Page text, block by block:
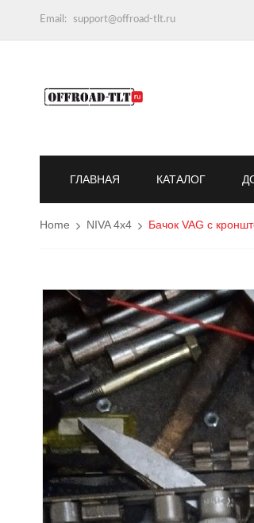
Email: support@offroad-tlt.ru
ГЛАВНАЯ КАТАЛОГ
Home NIVA 4x4 Бачок VAG с